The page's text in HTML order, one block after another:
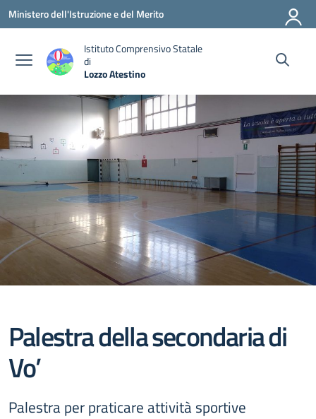
Vai ai contenuti
Vai al menu di navigazione
Vai al footer
Ministero dell'Istruzione e del Merito
Istituto Comprensivo Statale
di
Lozzo Atestino
Palestra della secondaria di
Vo’
Palestra per praticare attività sportive